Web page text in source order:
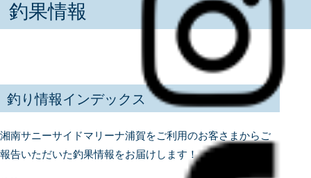
釣果情報
釣り情報インデックス
湘南サニーサイドマリーナ浦賀をご利用のお客さまからご
報告いただいた釣果情報をお届けします！